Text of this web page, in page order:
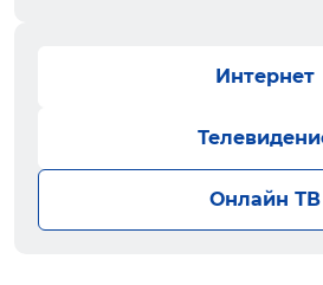
Интернет
Онлайн ТВ